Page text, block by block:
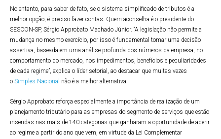
No entanto, para saber de fato, se o sistema simplificado de tributos é a
melhor opção, é preciso fazer contas. Quem aconselha é o presidente do
SESCON-SP, Sérgio Approbato Machado Júnior. “A legislação não permite a
mudança no mesmo exercício, por isso é fundamental tomar uma decisão
assertiva, baseada em uma análise profunda dos números da empresa, no
comportamento do mercado, nos impedimentos, benefícios e peculiaridades
de cada regime”, explica o líder setorial, ao destacar que muitas vezes
o Simples Nacional não é a melhor alternativa.
Sérgio Approbato reforça especialmente a importância de realização de um
planejamento tributário para as empresas do segmento de serviços que estão
inseridas nas mais de 140 categorias que ganharam a oportunidade de aderir
ao regime a partir do ano que vem, em virtude da Lei Complementar